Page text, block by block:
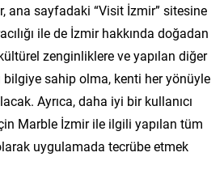
ana sayfadaki “Visit İzmir” sitesine
ile de İzmir hakkında doğadan
zenginliklere ve yapılan diğer
sahip olma, kenti her yönüyle
Ayrıca, daha iyi bir kullanıcı
Marble İzmir ile ilgili yapılan tüm
uygulamada tecrübe etmek